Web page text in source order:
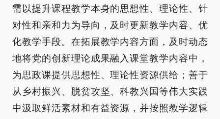
需以提升课程教学本身的思想性、理论性、针
对性和亲和力为导向，及时更新教学内容、优
化教学手段。在拓展教学内容方面，及时动态
地将党的创新理论成果融入课堂教学内容中，
为思政课提供思想性、理论性资源供给；善于
从乡村振兴、脱贫攻坚、科教兴国等伟大实践
中汲取鲜活素材和有益资源，并按照教学逻辑